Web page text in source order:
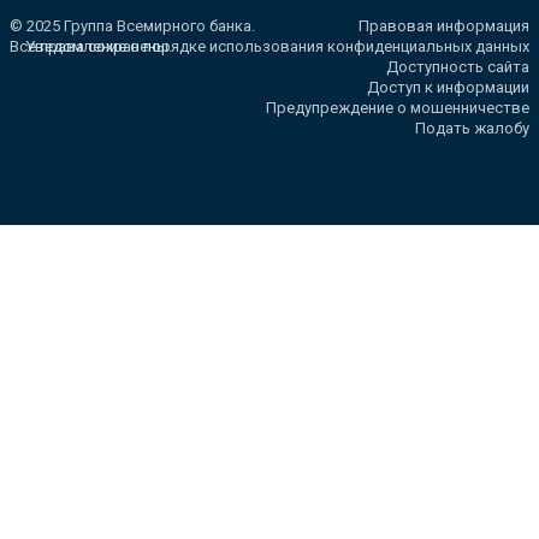
© 2025 Группа Всемирного банка.
Все права сохранены.
Правовая информация
Уведомление о порядке использования конфиденциальных данных
Доступность сайта
Доступ к информации
Предупреждение о мошенничестве
Подать жалобу